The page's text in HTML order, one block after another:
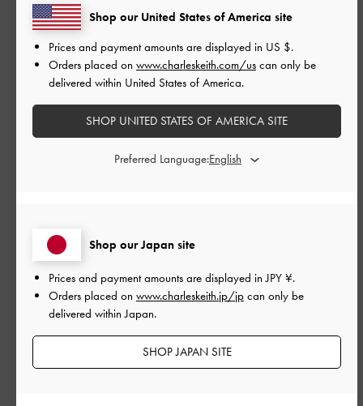
ご利用者様
コンパクトなバックでちょっと
出かける時に使いやすい チェー
ンがアクセントになっていて可
コンパクトなバックでちょっと出かける時に使いやすい
チェーンがアクセントになっていて可愛い
サイズ: その他（シューズ以外） | カラー:
ブラック系
デザイン
とてもよかった
Review translation not available
2026-06-17
Shop our Japan site
Prices and payment amounts are displayed inJPY ¥.
Orders placed on www.charleskeith.jp/jp can only be
delivered within Japan.
SHOP JAPAN SITE
Shop our United States of America site
Prices and payment amounts are displayed in US $.
Orders placed on www.charleskeith.com/us can only be
delivered within United States of America.
SHOP UNITED STATES OF AMERICA SITE
Preferred Language: